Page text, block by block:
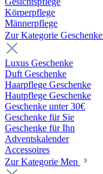
Körperpflege
Männerpflege
Zur Kategorie Geschenke
Luxus Geschenke
Duft Geschenke
Haarpflege Geschenke
Hautpflege Geschenke
Geschenke unter 30€
Geschenke für Sie
Geschenke für Ihn
Adventskalender
Accessoires
Zur Kategorie Men